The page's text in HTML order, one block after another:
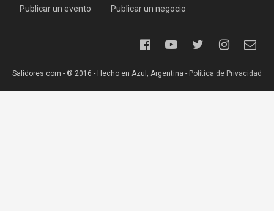
Publicar un evento Publicar un negocio
Salidores.com - ® 2016 - Hecho en Azul, Argentina - Política de Privacidad